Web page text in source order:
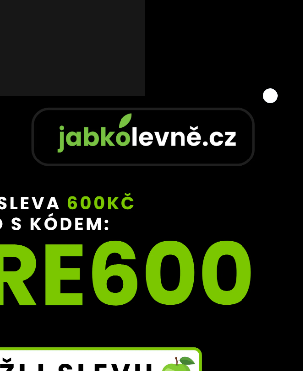
zápasu –
dech později. Du
momenty soupeře.
divizí
pravidelným a aktivním
Du Plessis se
váhy.
dynamiku, techniku a
na souboj, který